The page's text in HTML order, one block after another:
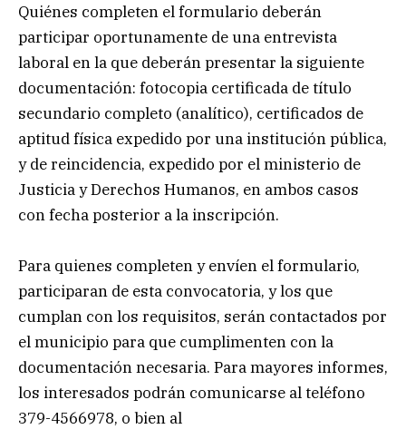
Quiénes completen el formulario deberán
participar oportunamente de una entrevista
laboral en la que deberán presentar la siguiente
documentación: fotocopia certificada de título
secundario completo (analítico), certificados de
aptitud física expedido por una institución pública,
y de reincidencia, expedido por el ministerio de
Justicia y Derechos Humanos, en ambos casos
con fecha posterior a la inscripción.
Para quienes completen y envíen el formulario,
participaran de esta convocatoria, y los que
cumplan con los requisitos, serán contactados por
el municipio para que cumplimenten con la
documentación necesaria. Para mayores informes,
los interesados podrán comunicarse al teléfono
379-4566978, o bien al